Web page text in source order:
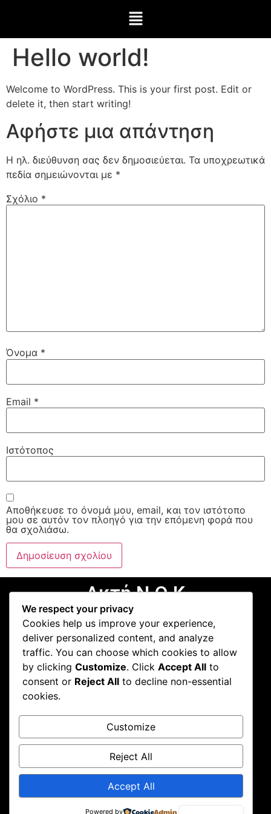
Hello world!
Welcome to WordPress. This is your first post. Edit or
delete it, then start writing!
Αφήστε μια απάντηση
Η ηλ. διεύθυνση σας δεν δημοσιεύεται. Τα υποχρεωτικά
πεδία σημειώνονται με *
Σχόλιο *
Όνομα *
Email *
Ιστότοπος
Αποθήκευσε το όνομά μου, email, και τον ιστότοπο
μου σε αυτόν τον πλοηγό για την επόμενη φορά που
θα σχολιάσω.
Ακτή Ν.Ο.Κ
Πληροφορίες
Πολιτική Απορρήτου
Επικοινωνία
Τηλ. Κρατήσεων:+30 2721023860
nok.estiatorio@gmail.com
We respect your privacy
Cookies help us improve your experience,
deliver personalized content, and analyze
traffic. You can choose which cookies to allow
by clicking Customize. Click Accept All to
consent or Reject All to decline non-essential
cookies.
Customize
Reject All
Accept All
Powered by